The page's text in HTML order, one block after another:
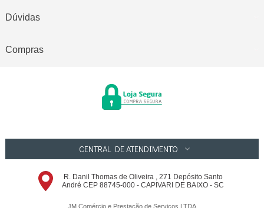
Dúvidas
Compras
CENTRAL DE ATENDIMENTO
R. Danil Thomas de Oliveira , 271 Depósito Santo
André CEP 88745-000 - CAPIVARI DE BAIXO - SC
JM Comércio e Prestação de Serviços LTDA